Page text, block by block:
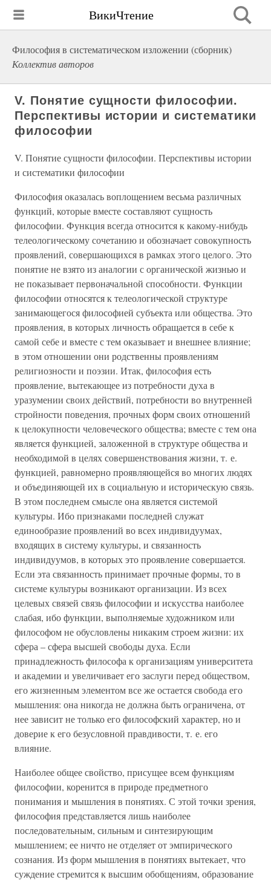
ВикиЧтение
Философия в систематическом изложении (сборник)
Коллектив авторов
V. Понятие сущности философии.
Перспективы истории и систематики
философии
V. Понятие сущности философии. Перспективы истории
и систематики философии
Философия оказалась воплощением весьма различных
функций, которые вместе составляют сущность
философии. Функция всегда относится к какому-нибудь
телеологическому сочетанию и обозначает совокупность
проявлений, совершающихся в рамках этого целого. Это
понятие не взято из аналогии с органической жизнью и
не показывает первоначальной способности. Функции
философии относятся к телеологической структуре
занимающегося философией субъекта или общества. Это
проявления, в которых личность обращается в себе к
самой себе и вместе с тем оказывает и внешнее влияние;
в этом отношении они родственны проявлениям
религиозности и поэзии. Итак, философия есть
проявление, вытекающее из потребности духа в
уразумении своих действий, потребности во внутренней
стройности поведения, прочных форм своих отношений
к целокупности человеческого общества; вместе с тем она
является функцией, заложенной в структуре общества и
необходимой в целях совершенствования жизни, т. е.
функцией, равномерно проявляющейся во многих людях
и объединяющей их в социальную и историческую связь.
В этом последнем смысле она является системой
культуры. Ибо признаками последней служат
единообразие проявлений во всех индивидуумах,
входящих в систему культуры, и связанность
индивидуумов, в которых это проявление совершается.
Если эта связанность принимает прочные формы, то в
системе культуры возникают организации. Из всех
целевых связей связь философии и искусства наиболее
слабая, ибо функции, выполняемые художником или
философом не обусловлены никаким строем жизни: их
сфера – сфера высшей свободы духа. Если
принадлежность философа к организациям университета
и академии и увеличивает его заслуги перед обществом,
его жизненным элементом все же остается свобода его
мышления: она никогда не должна быть ограничена, от
нее зависит не только его философский характер, но и
доверие к его безусловной правдивости, т. е. его
влияние.
Наиболее общее свойство, присущее всем функциям
философии, коренится в природе предметного
понимания и мышления в понятиях. С этой точки зрения,
философия представляется лишь наиболее
последовательным, сильным и синтезирующим
мышлением; ее ничто не отделяет от эмпирического
сознания. Из форм мышления в понятиях вытекает, что
суждение стремится к высшим обобщениям, образование